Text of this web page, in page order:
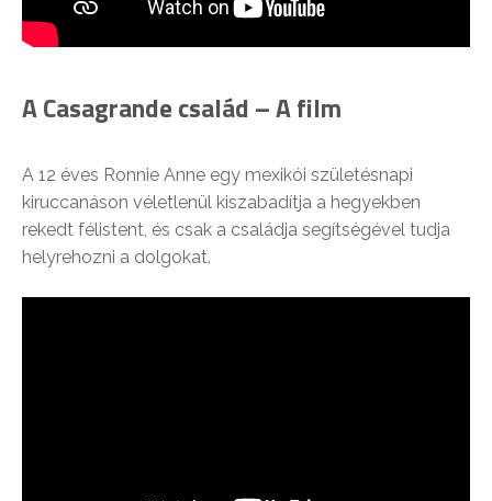
A Casagrande család – A film
A 12 éves Ronnie Anne egy mexikói születésnapi
kiruccanáson véletlenül kiszabadítja a hegyekben
rekedt félistent, és csak a családja segítségével tudja
helyrehozni a dolgokat.